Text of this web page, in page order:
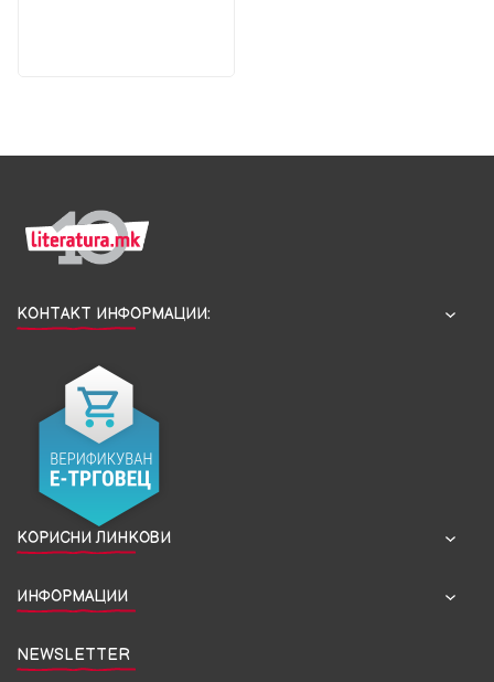
КОНТАКТ ИНФОРМАЦИИ:
КОРИСНИ ЛИНКОВИ
ИНФОРМАЦИИ
NEWSLETTER